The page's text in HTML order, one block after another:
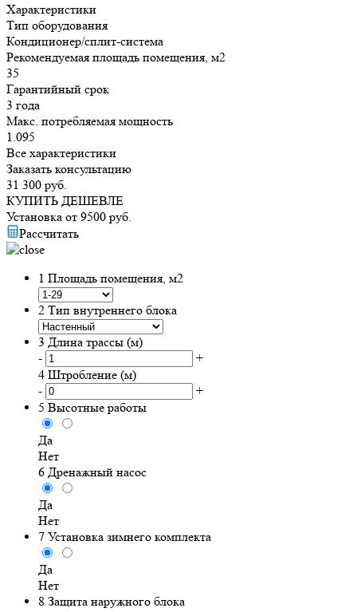
Характеристики
Тип оборудования
Кондиционер/сплит-система
Рекомендуемая площадь помещения, м2
35
Гарантийный срок
3 года
Макс. потребляемая мощность
1.095
Все характеристики
Заказать консультацию
31 300 руб.
КУПИТЬ ДЕШЕВЛЕ
Установка от 9500 руб.
Рассчитать
1 Площадь помещения, м2
2 Тип внутреннего блока
3 Длина трассы (м)
-
+
4 Штробление (м)
-
+
5 Высотные работы
Да
Нет
6 Дренажный насос
Да
Нет
7 Установка зимнего комплекта
Да
Нет
8 Защита наружного блока